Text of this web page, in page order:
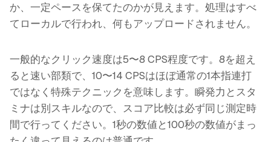
か、一定ペースを保てたのかが見えます。処理はすべ
てローカルで行われ、何もアップロードされません。
一般的なクリック速度は5〜8 CPS程度です。8を超え
ると速い部類で、10〜14 CPSはほぼ通常の1本指連打
ではなく特殊テクニックを意味します。瞬発力とスタ
ミナは別スキルなので、スコア比較は必ず同じ測定時
間で行ってください。1秒の数値と100秒の数値がまっ